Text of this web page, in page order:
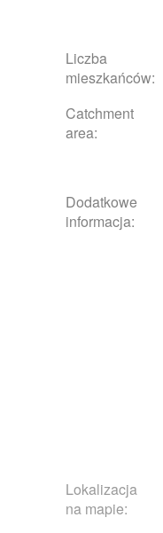
Liczba
mieszkańców:
Catchment
area:
Dodatkowe
informacja:
Lokalizacja
na mapie: